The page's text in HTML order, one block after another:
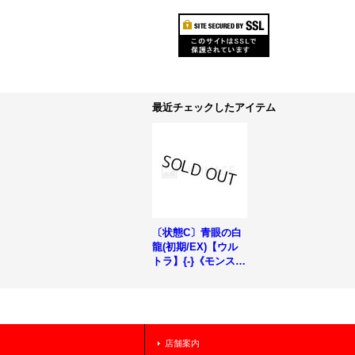
最近チェックしたアイテム
〔状態C〕青眼の白
龍(初期/EX)【ウル
トラ】{-}《モンスタ
店舗案内